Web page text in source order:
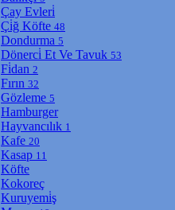
Çay Evleri̇
Çi̇ğ Köfte 48
Dondurma 5
Dönerci̇ Et Ve Tavuk 53
Fi̇dan 2
Fırın 32
Gözleme 5
Hamburger
Hayvancılık 1
Kafe 20
Kasap 11
Köfte
Kokoreç
Kuruyemi̇ş